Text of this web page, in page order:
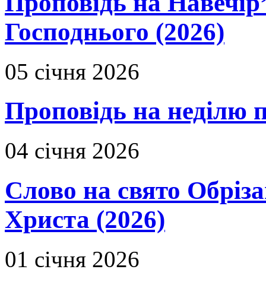
Господнього (2026)
05 січня 2026
Проповідь на неділю
04 січня 2026
Слово на свято
Христа (2026)
01 січня 2026